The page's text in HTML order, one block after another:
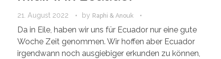
21. August 2022 by Raphi & Anouk
Da in Eile, haben wir uns für Ecuador nur eine gute
Woche Zeit genommen. Wir hoffen aber Ecuador
irgendwann noch ausgiebiger erkunden zu können,